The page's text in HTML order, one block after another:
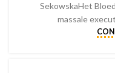
SekowskaHet
massale